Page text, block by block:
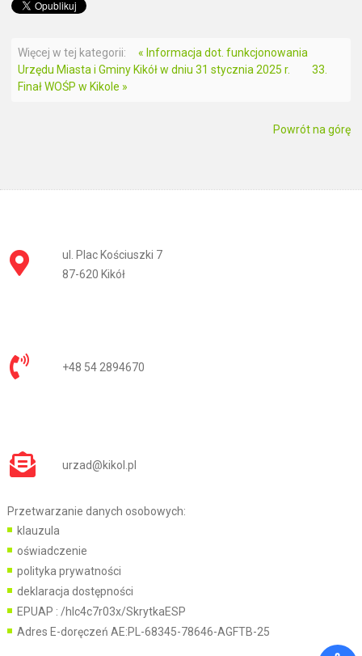
Więcej w tej kategorii:
« Informacja dot. funkcjonowania
Urzędu Miasta i Gminy Kikół w dniu 31 stycznia 2025 r.
33.
Finał WOŚP w Kikole »
Powrót na górę
ul. Plac Kościuszki 7
87-620 Kikół
+48 54 2894670
urzad@kikol.pl
Przetwarzanie danych osobowych:
klauzula
oświadczenie
polityka prywatności
deklaracja dostępności
EPUAP : /hlc4c7r03x/SkrytkaESP
Adres E-doręczeń AE:PL-68345-78646-AGFTB-25